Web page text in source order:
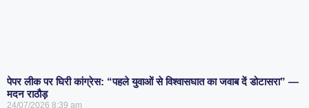
पेपर लीक पर घिरी कांग्रेस: “पहले युवाओं से विश्वासघात का जवाब दें डोटासरा” —
मदन राठौड़
24/07/2026 8:39 am